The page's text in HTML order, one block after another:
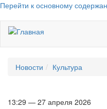
Перейти к основному
Новости Культура
13:29 — 27 апреля 2026